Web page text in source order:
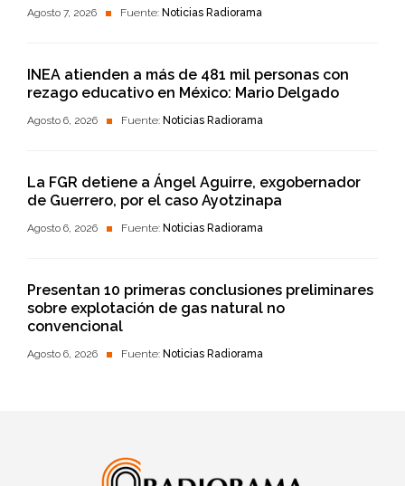
Agosto 7, 2026 Fuente: Noticias Radiorama
INEA atienden a más de 481 mil personas con
rezago educativo en México: Mario Delgado
Agosto 6, 2026 Fuente: Noticias Radiorama
La FGR detiene a Ángel Aguirre, exgobernador
de Guerrero, por el caso Ayotzinapa
Agosto 6, 2026 Fuente: Noticias Radiorama
Presentan 10 primeras conclusiones preliminares
sobre explotación de gas natural no
convencional
Agosto 6, 2026 Fuente: Noticias Radiorama